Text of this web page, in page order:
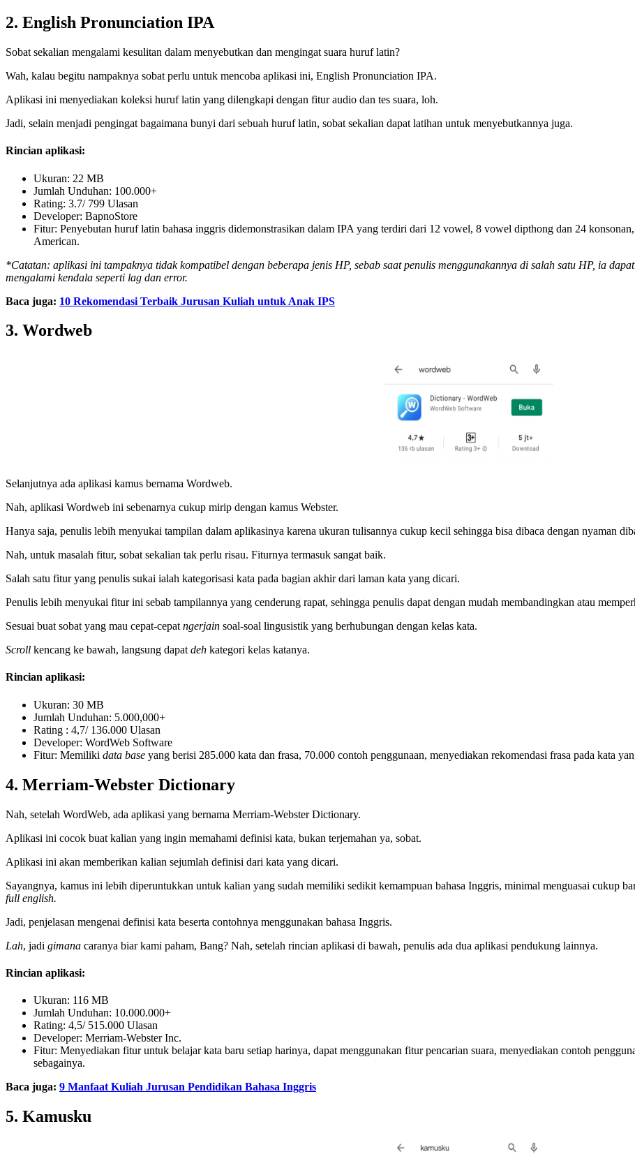
2. English Pronunciation IPA
Sobat sekalian mengalami kesulitan dalam menyebutkan dan mengingat suara huruf latin?
Wah, kalau begitu nampaknya sobat perlu untuk mencoba aplikasi ini, English Pronunciation IPA.
Aplikasi ini menyediakan koleksi huruf latin yang dilengkapi dengan fitur audio dan tes suara, loh.
Jadi, selain menjadi pengingat bagaimana bunyi dari sebuah huruf latin, sobat sekalian dapat latihan untuk menyebutkannya juga.
Rincian aplikasi:
Ukuran: 22 MB
Jumlah Unduhan: 100.000+
Rating: 3.7/ 799 Ulasan
Developer: BapnoStore
Fitur: Penyebutan huruf latin bahasa inggris didemonstrasikan dalam IPA yang terdiri dari 12 vowel, 8 vowel dipthong dan 24
American.
*Catatan: aplikasi ini tampaknya tidak kompatibel dengan beberapa jenis HP, sebab saat penulis menggunakannya di salah satu HP, ia
mengalami kendala seperti lag dan error.
Baca juga: 10 Rekomendasi Terbaik Jurusan Kuliah untuk Anak IPS
3. Wordweb
Selanjutnya ada aplikasi kamus bernama Wordweb.
Nah, aplikasi Wordweb ini sebenarnya cukup mirip dengan kamus Webster.
Hanya saja, penulis lebih menyukai tampilan dalam aplikasinya karena ukuran tulisannya cukup kecil sehingga bisa dibaca dengan nyaman
Nah, untuk masalah fitur, sobat sekalian tak perlu risau. Fiturnya termasuk sangat baik.
Salah satu fitur yang penulis sukai ialah kategorisasi kata pada bagian akhir dari laman kata yang dicari.
Penulis lebih menyukai fitur ini sebab tampilannya yang cenderung rapat, sehingga penulis dapat dengan mudah membandingkan atau
Sesuai buat sobat yang mau cepat-cepat ngerjain soal-soal lingusistik yang berhubungan dengan kelas kata.
Scroll kencang ke bawah, langsung dapat deh kategori kelas katanya.
Rincian aplikasi:
Ukuran: 30 MB
Jumlah Unduhan: 5.000,000+
Rating : 4,7/ 136.000 Ulasan
Developer: WordWeb Software
Fitur: Memiliki data base yang berisi 285.000 kata dan frasa, 70.000 contoh penggunaan, menyediakan rekomendasi frasa pada kata
4. Merriam-Webster Dictionary
Nah, setelah WordWeb, ada aplikasi yang bernama Merriam-Webster Dictionary.
Aplikasi ini cocok buat kalian yang ingin memahami definisi kata, bukan terjemahan ya, sobat.
Aplikasi ini akan memberikan kalian sejumlah definisi dari kata yang dicari.
Sayangnya, kamus ini lebih diperuntukkan untuk kalian yang sudah memiliki sedikit kemampuan bahasa Inggris, minimal menguasai cukup
full english.
Jadi, penjelasan mengenai definisi kata beserta contohnya menggunakan bahasa Inggris.
Lah, jadi gimana caranya biar kami paham, Bang? Nah, setelah rincian aplikasi di bawah, penulis ada dua aplikasi pendukung lainnya.
Rincian aplikasi:
Ukuran: 116 MB
Jumlah Unduhan: 10.000.000+
Rating: 4,5/ 515.000 Ulasan
Developer: Merriam-Webster Inc.
Fitur: Menyediakan fitur untuk belajar kata baru setiap harinya, dapat menggunakan fitur pencarian suara, menyediakan contoh
sebagainya.
Baca juga: 9 Manfaat Kuliah Jurusan Pendidikan Bahasa Inggris
5. Kamusku